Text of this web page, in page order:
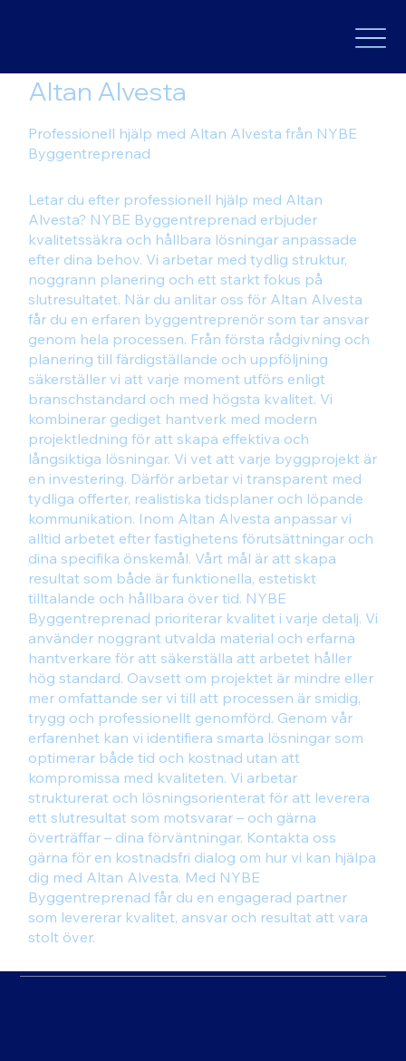
Altan Alvesta
Professionell hjälp med Altan Alvesta från NYBE
Byggentreprenad
Letar du efter professionell hjälp med Altan
Alvesta? NYBE Byggentreprenad erbjuder
kvalitetssäkra och hållbara lösningar anpassade
efter dina behov. Vi arbetar med tydlig struktur,
noggrann planering och ett starkt fokus på
slutresultatet. När du anlitar oss för Altan Alvesta
får du en erfaren byggentreprenör som tar ansvar
genom hela processen. Från första rådgivning och
planering till färdigställande och uppföljning
säkerställer vi att varje moment utförs enligt
branschstandard och med högsta kvalitet. Vi
kombinerar gediget hantverk med modern
projektledning för att skapa effektiva och
långsiktiga lösningar. Vi vet att varje byggprojekt är
en investering. Därför arbetar vi transparent med
tydliga offerter, realistiska tidsplaner och löpande
kommunikation. Inom Altan Alvesta anpassar vi
alltid arbetet efter fastighetens förutsättningar och
dina specifika önskemål. Vårt mål är att skapa
resultat som både är funktionella, estetiskt
tilltalande och hållbara över tid. NYBE
Byggentreprenad prioriterar kvalitet i varje detalj. Vi
använder noggrant utvalda material och erfarna
hantverkare för att säkerställa att arbetet håller
hög standard. Oavsett om projektet är mindre eller
mer omfattande ser vi till att processen är smidig,
trygg och professionellt genomförd. Genom vår
erfarenhet kan vi identifiera smarta lösningar som
optimerar både tid och kostnad utan att
kompromissa med kvaliteten. Vi arbetar
strukturerat och lösningsorienterat för att leverera
ett slutresultat som motsvarar – och gärna
överträffar – dina förväntningar. Kontakta oss
gärna för en kostnadsfri dialog om hur vi kan hjälpa
dig med Altan Alvesta. Med NYBE
Byggentreprenad får du en engagerad partner
som levererar kvalitet, ansvar och resultat att vara
stolt över.